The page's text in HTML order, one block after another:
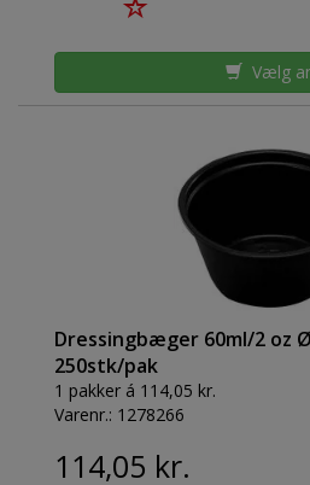
Vælg
Dressingbæger 60ml/2 oz
250stk/pak
1 pakker á 114,05 kr.
Varenr.: 1278266
114,05 kr.